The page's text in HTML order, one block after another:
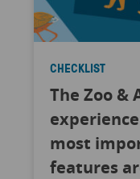
CHECKLIST
The Zoo &
most
features